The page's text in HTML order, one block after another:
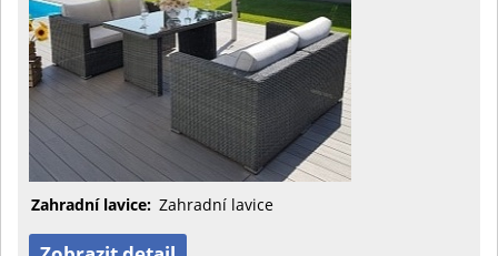
Zahradní lavice: Zahradní lavice